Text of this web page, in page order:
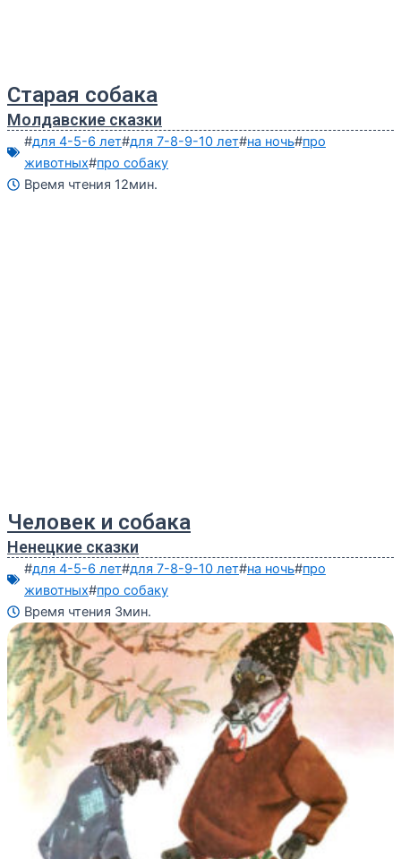
Старая собака
Молдавские сказки
#для 4-5-6 лет#для 7-8-9-10 лет#на ночь#про
животных#про собаку
Время чтения 12мин.
Человек и собака
Ненецкие сказки
#для 4-5-6 лет#для 7-8-9-10 лет#на ночь#про
животных#про собаку
Время чтения 3мин.